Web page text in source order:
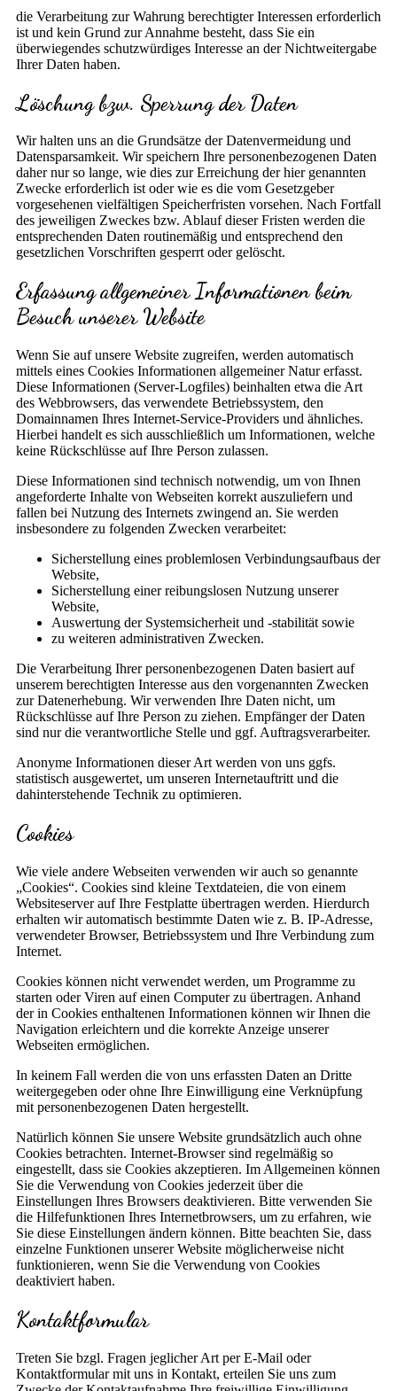
die Verarbeitung zur Wahrung berechtigter Interessen erforderlich
ist und kein Grund zur Annahme besteht, dass Sie ein
überwiegendes schutzwürdiges Interesse an der Nichtweitergabe
Ihrer Daten haben.
Löschung bzw. Sperrung der Daten
Wir halten uns an die Grundsätze der Datenvermeidung und
Datensparsamkeit. Wir speichern Ihre personenbezogenen Daten
daher nur so lange, wie dies zur Erreichung der hier genannten
Zwecke erforderlich ist oder wie es die vom Gesetzgeber
vorgesehenen vielfältigen Speicherfristen vorsehen. Nach Fortfall
des jeweiligen Zweckes bzw. Ablauf dieser Fristen werden die
entsprechenden Daten routinemäßig und entsprechend den
gesetzlichen Vorschriften gesperrt oder gelöscht.
Erfassung allgemeiner Informationen beim
Besuch unserer Website
Wenn Sie auf unsere Website zugreifen, werden automatisch
mittels eines Cookies Informationen allgemeiner Natur erfasst.
Diese Informationen (Server-Logfiles) beinhalten etwa die Art
des Webbrowsers, das verwendete Betriebssystem, den
Domainnamen Ihres Internet-Service-Providers und ähnliches.
Hierbei handelt es sich ausschließlich um Informationen, welche
keine Rückschlüsse auf Ihre Person zulassen.
Diese Informationen sind technisch notwendig, um von Ihnen
angeforderte Inhalte von Webseiten korrekt auszuliefern und
fallen bei Nutzung des Internets zwingend an. Sie werden
insbesondere zu folgenden Zwecken verarbeitet:
Sicherstellung eines problemlosen Verbindungsaufbaus der
Website,
Sicherstellung einer reibungslosen Nutzung unserer
Website,
Auswertung der Systemsicherheit und -stabilität sowie
zu weiteren administrativen Zwecken.
Die Verarbeitung Ihrer personenbezogenen Daten basiert auf
unserem berechtigten Interesse aus den vorgenannten Zwecken
zur Datenerhebung. Wir verwenden Ihre Daten nicht, um
Rückschlüsse auf Ihre Person zu ziehen. Empfänger der Daten
sind nur die verantwortliche Stelle und ggf. Auftragsverarbeiter.
Anonyme Informationen dieser Art werden von uns ggfs.
statistisch ausgewertet, um unseren Internetauftritt und die
dahinterstehende Technik zu optimieren.
Cookies
Wie viele andere Webseiten verwenden wir auch so genannte
„Cookies“. Cookies sind kleine Textdateien, die von einem
Websiteserver auf Ihre Festplatte übertragen werden. Hierdurch
erhalten wir automatisch bestimmte Daten wie z. B. IP-Adresse,
verwendeter Browser, Betriebssystem und Ihre Verbindung zum
Internet.
Cookies können nicht verwendet werden, um Programme zu
starten oder Viren auf einen Computer zu übertragen. Anhand
der in Cookies enthaltenen Informationen können wir Ihnen die
Navigation erleichtern und die korrekte Anzeige unserer
Webseiten ermöglichen.
In keinem Fall werden die von uns erfassten Daten an Dritte
weitergegeben oder ohne Ihre Einwilligung eine Verknüpfung
mit personenbezogenen Daten hergestellt.
Natürlich können Sie unsere Website grundsätzlich auch ohne
Cookies betrachten. Internet-Browser sind regelmäßig so
eingestellt, dass sie Cookies akzeptieren. Im Allgemeinen können
Sie die Verwendung von Cookies jederzeit über die
Einstellungen Ihres Browsers deaktivieren. Bitte verwenden Sie
die Hilfefunktionen Ihres Internetbrowsers, um zu erfahren, wie
Sie diese Einstellungen ändern können. Bitte beachten Sie, dass
einzelne Funktionen unserer Website möglicherweise nicht
funktionieren, wenn Sie die Verwendung von Cookies
deaktiviert haben.
Kontaktformular
Treten Sie bzgl. Fragen jeglicher Art per E-Mail oder
Kontaktformular mit uns in Kontakt, erteilen Sie uns zum